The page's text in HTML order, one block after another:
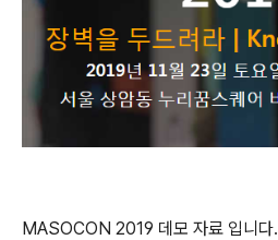
MASOCON 2019 데모 자료 입니다.